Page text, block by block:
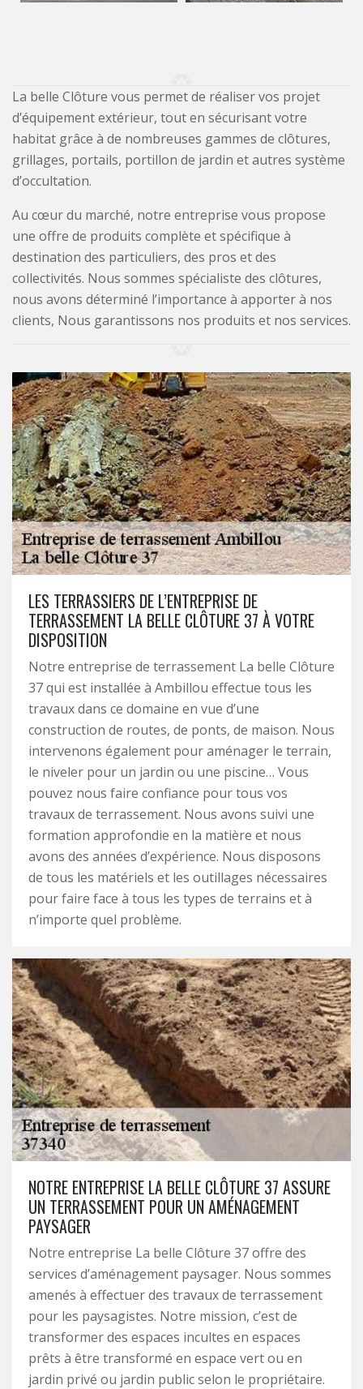
La belle Clôture vous permet de réaliser vos projet
d’équipement extérieur, tout en sécurisant votre
habitat grâce à de nombreuses gammes de clôtures,
grillages, portails, portillon de jardin et autres système
d’occultation.
Au cœur du marché, notre entreprise vous propose
une offre de produits complète et spécifique à
destination des particuliers, des pros et des
collectivités. Nous sommes spécialiste des clôtures,
nous avons déterminé l’importance à apporter à nos
clients, Nous garantissons nos produits et nos services.
LES TERRASSIERS DE L’ENTREPRISE DE
TERRASSEMENT LA BELLE CLÔTURE 37 À VOTRE
DISPOSITION
Notre entreprise de terrassement La belle Clôture
37 qui est installée à Ambillou effectue tous les
travaux dans ce domaine en vue d’une
construction de routes, de ponts, de maison. Nous
intervenons également pour aménager le terrain,
le niveler pour un jardin ou une piscine… Vous
pouvez nous faire confiance pour tous vos
travaux de terrassement. Nous avons suivi une
formation approfondie en la matière et nous
avons des années d’expérience. Nous disposons
de tous les matériels et les outillages nécessaires
pour faire face à tous les types de terrains et à
n’importe quel problème.
NOTRE ENTREPRISE LA BELLE CLÔTURE 37 ASSURE
UN TERRASSEMENT POUR UN AMÉNAGEMENT
PAYSAGER
Notre entreprise La belle Clôture 37 offre des
services d’aménagement paysager. Nous sommes
amenés à effectuer des travaux de terrassement
pour les paysagistes. Notre mission, c’est de
transformer des espaces incultes en espaces
prêts à être transformé en espace vert ou en
jardin privé ou jardin public selon le propriétaire.